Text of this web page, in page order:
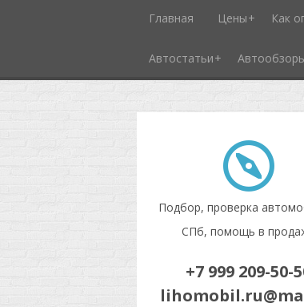
Главная Цены Как
Автостатьи
Подбор, проверка
СПб, помощь в
+7 999 209-50-